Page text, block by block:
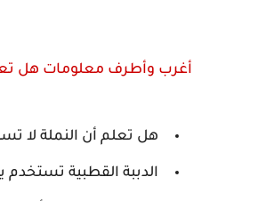
أغرب وأطرف معلومات هل
هل تعلم أن النملة لا
الدببة القطبية